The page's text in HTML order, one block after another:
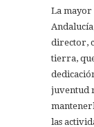
La
director,
tierra,
juventud
las